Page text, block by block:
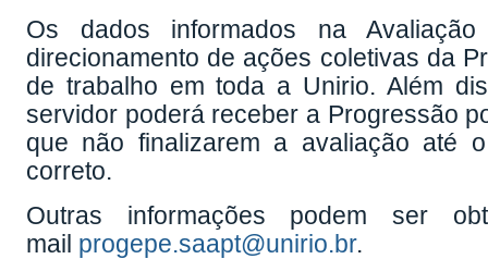
Os dados informados na
direcionamento de ações coletivas da
de trabalho em toda a Unirio. Além
servidor poderá receber a Progressão
que não finalizarem a avaliação até
correto.
Outras informações podem ser
mail progepe.saapt@unirio.br.